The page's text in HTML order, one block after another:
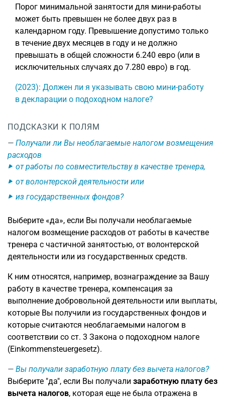
Порог минимальной занятости для мини-работы
может быть превышен не более двух раз в
календарном году. Превышение допустимо только
в течение двух месяцев в году и не должно
превышать в общей сложности 6.240 евро (или в
исключительных случаях до 7.280 евро) в год.
(2023): Должен ли я указывать свою мини-работу
в декларации о подоходном налоге?
ПОДСКАЗКИ К ПОЛЯМ
Получали ли Вы необлагаемые налогом возмещения
расходов
от работы по совместительству в качестве тренера,
от волонтерской деятельности или
из государственных фондов?
Выберите «да», если Вы получали необлагаемые
налогом возмещение расходов от работы в качестве
тренера с частичной занятостью, от волонтерской
деятельности или из государственных средств.
К ним относятся, например, вознаграждение за Вашу
работу в качестве тренера, компенсация за
выполнение добровольной деятельности или выплаты,
которые Вы получили из государственных фондов и
которые считаются необлагаемыми налогом в
соответствии со ст. 3 Закона о подоходном налоге
(Einkommensteuergesetz).
Вы получали заработную плату без вычета налогов?
Выберите "да", если Вы получали заработную плату без
вычета налогов, которая еще не была отражена в